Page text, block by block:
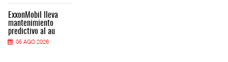
ExxonMobil lleva
mantenimiento
predictivo al au
05 AGO 2026